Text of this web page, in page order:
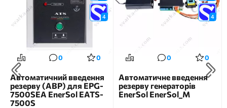
4
0 0
Автоматичний введення
резерву (АВР) для EPG-
7500SEA EnerSol EATS-
7500S
4
0 0
Автоматичне введення
резерву генераторів
EnerSol EnerSol_M